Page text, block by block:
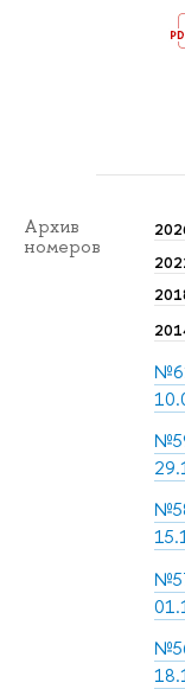
Архив
номеров